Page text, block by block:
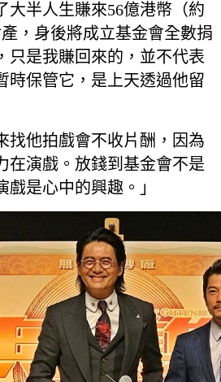
大半人生賺來56億港幣（約
，身後將成立基金會全數捐
只是我賺回來的，並不代表
時保管它，是上天透過他留
找他拍戲會不收片酬，因為
在演戲。放錢到基金會不是
是心中的興趣。」